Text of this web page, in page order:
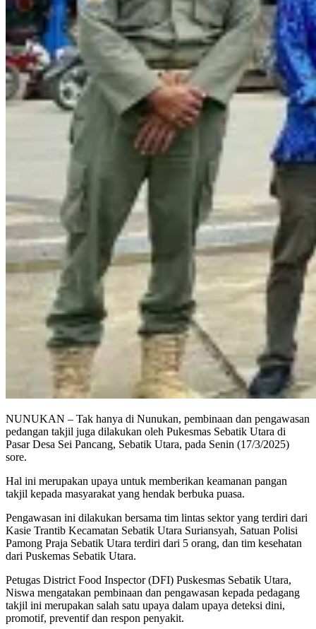
NUNUKAN – Tak hanya di Nunukan, pembinaan dan pengawasan
pedangan takjil juga dilakukan oleh Pukesmas Sebatik Utara di
Pasar Desa Sei Pancang, Sebatik Utara, pada Senin (17/3/2025)
sore.
Hal ini merupakan upaya untuk memberikan keamanan pangan
takjil kepada masyarakat yang hendak berbuka puasa.
Pengawasan ini dilakukan bersama tim lintas sektor yang terdiri dari
Kasie Trantib Kecamatan Sebatik Utara Suriansyah, Satuan Polisi
Pamong Praja Sebatik Utara terdiri dari 5 orang, dan tim kesehatan
dari Puskemas Sebatik Utara.
Petugas District Food Inspector (DFI) Puskesmas Sebatik Utara,
Niswa mengatakan pembinaan dan pengawasan kepada pedagang
takjil ini merupakan salah satu upaya dalam upaya deteksi dini,
promotif, preventif dan respon penyakit.